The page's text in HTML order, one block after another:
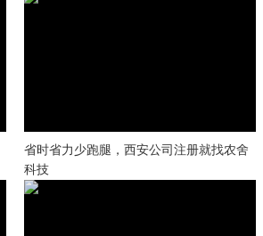
省时省力少跑腿，西安公司注册就找农舍
科技